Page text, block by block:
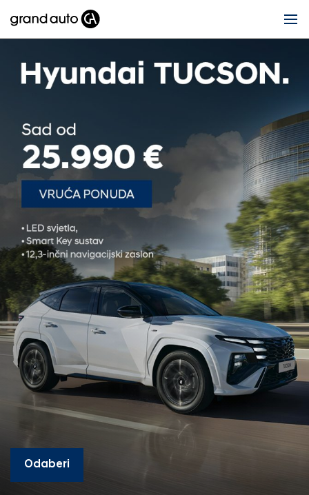
Odaberi